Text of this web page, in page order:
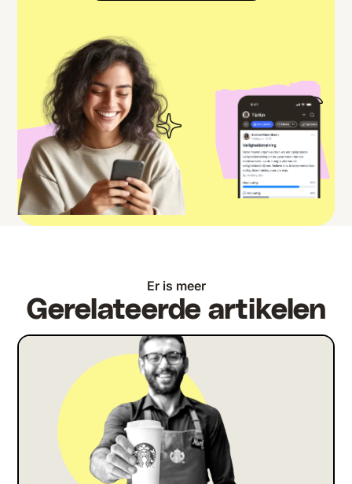
Er is meer
Gerelateerde artikelen